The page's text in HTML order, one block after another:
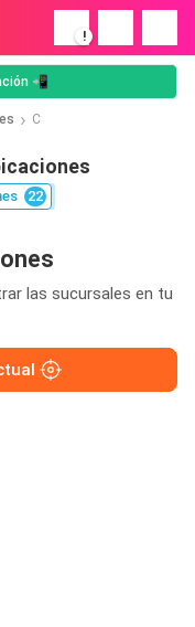
!
📲
C
22
las sucursales en tu